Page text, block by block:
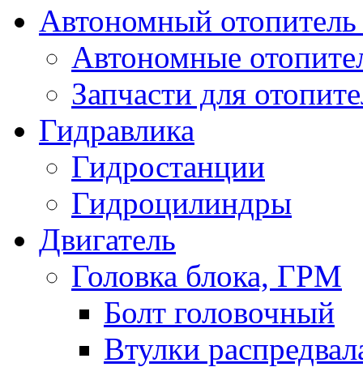
Автономный отопитель
Автономные
Запчасти для
Гидравлика
Гидростанции
Гидроцилиндры
Двигатель
Головка блока, ГРМ
Болт головочный
Втулки